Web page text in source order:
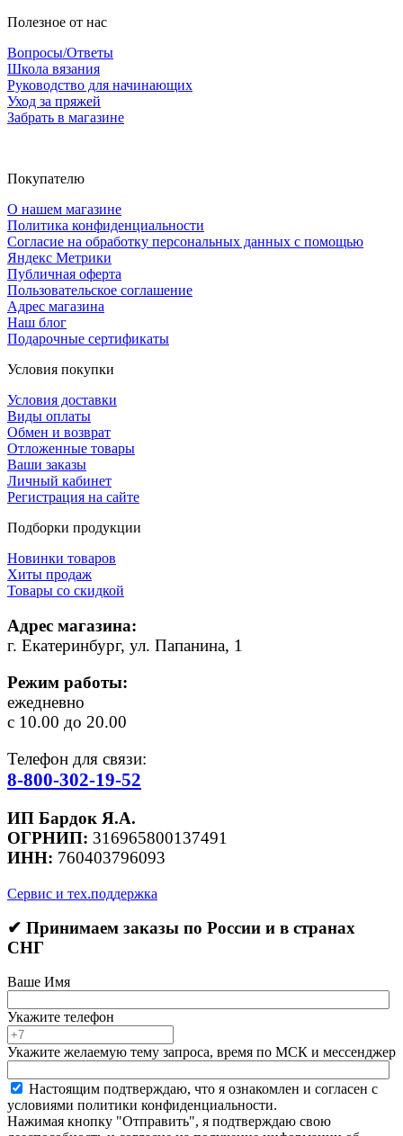
Полезное от нас
Вопросы/Ответы
Школа вязания
Руководство для начинающих
Уход за пряжей
Забрать в магазине
Покупателю
О нашем магазине
Политика конфиденциальности
Согласие на обработку персональных данных с помощью
Яндекс Метрики
Публичная оферта
Пользовательское соглашение
Адрес магазина
Наш блог
Подарочные сертификаты
Условия покупки
Условия доставки
Виды оплаты
Обмен и возврат
Отложенные товары
Ваши заказы
Личный кабинет
Регистрация на сайте
Подборки продукции
Новинки товаров
Хиты продаж
Товары со скидкой
Адрес магазина:
г. Екатеринбург, ул. Папанина, 1
Режим работы:
ежедневно
с 10.00 до 20.00
Телефон для связи:
8-800-302-19-52
ИП Бардок Я.А.
ОГРНИП: 316965800137491
ИНН: 760403796093
Сервис и тех.поддержка
✔ Принимаем заказы по России и в странах
СНГ
Ваше Имя
Укажите телефон
Укажите желаемую тему запроса, время по МСК и мессенджер
Настоящим подтверждаю, что я ознакомлен и согласен с
условиями политики конфиденциальности.
Нажимая кнопку "Отправить", я подтверждаю свою